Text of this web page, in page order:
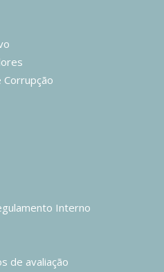
Corrupção
Interno
de avaliação